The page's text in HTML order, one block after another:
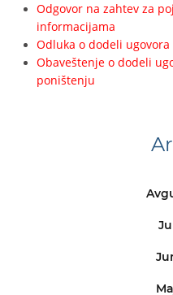
Odgovor na zahtev za
informacijama
Odluka o dodeli ugovora
Obaveštenje o dodeli
poništenju